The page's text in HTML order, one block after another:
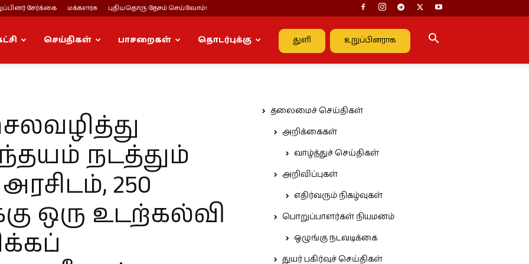
சேர்க்கை மக்களரசு புதியதொரு தேசம் செய்வோம்!
துளி உறுப்பினராக
செய்திகள் பாசறைகள் தொடர்புக்கு
நடத்தும்
250
ஒரு உடற்கல்வி
தலைமைச் செய்திகள்
அறிக்கைகள்
வாழ்த்துச் செய்திகள்
அறிவிப்புகள்
எதிர்வரும் நிகழ்வுகள்
பொறுப்பாளர்கள் நியமனம்
ஒழுங்கு நடவடிக்கை
துயர் பகிர்வுச் செய்திகள்